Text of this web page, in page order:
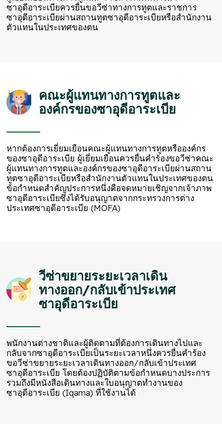
ซาอุดีอาระเบียควรยื่นขอวีซ่าทางการทูตและราชการ
ซาอุดีอาระเบียผ่านสถานทูตซาอุดีอาระเบียหรือสำนักงาน
ตัวแทนในประเทศของตน
คณะผู้แทนทางการทูตและ
องค์กรของซาอุดีอาระเบีย
หากต้องการเยี่ยมเยือนคณะผู้แทนทางการทูตหรือองค์กร
ของซาอุดีอาระเบีย ผู้เยี่ยมเยือนควรยื่นคำร้องขอวีซ่าคณะ
ผู้แทนทางการทูตและองค์กรของซาอุดีอาระเบียผ่านสถาน
ทูตซาอุดีอาระเบียหรือสำนักงานตัวแทนในประเทศของตน
ข้อกำหนดสำคัญประการหนึ่งคือจดหมายเชิญจากเจ้าภาพ
ซาอุดีอาระเบียซึ่งได้รับอนุญาตจากกระทรวงการต่าง
ประเทศซาอุดีอาระเบีย (MOFA)
วีซ่าขยายระยะเวลาเดิน
ทางออก/กลับเข้าประเทศ
ซาอุดีอาระเบีย
พนักงานต่างชาติและผู้ติดตามที่ต้องการเดินทางไปและ
กลับจากซาอุดีอาระเบียเป็นระยะเวลาหนึ่งควรยื่นคำร้อง
ขอวีซ่าขยายระยะเวลาเดินทางออก/กลับเข้าประเทศ
ซาอุดีอาระเบีย โดยต้องปฏิบัติตามข้อกำหนดบางประการ
รวมถึงมีหนังสือเดินทางและใบอนุญาตทำงานของ
ซาอุดีอาระเบีย (Iqama) ที่ใช้งานได้